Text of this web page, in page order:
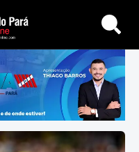
Buscar